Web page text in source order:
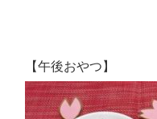
【午後おやつ】